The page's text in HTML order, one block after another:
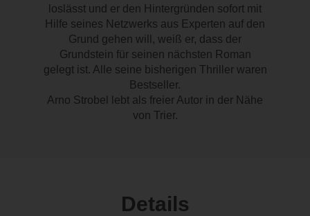
loslässt und er den Hintergründen sofort mit
Hilfe seines Netzwerks aus Experten auf den
Grund gehen will, weiß er, dass der
Grundstein für seinen nächsten Roman
gelegt ist. Alle seine bisherigen Thriller waren
Bestseller.
Arno Strobel lebt als freier Autor in der Nähe
von Trier.
Details